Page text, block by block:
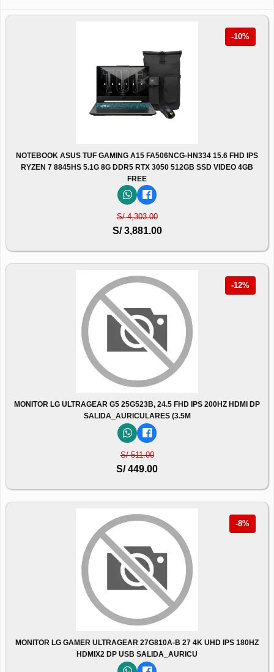
-10%
NOTEBOOK ASUS TUF GAMING A15 FA506NCG-HN334 15.6 FHD IPS
RYZEN 7 8845HS 5.1G 8G DDR5 RTX 3050 512GB SSD VIDEO 4GB
FREE
S/ 4,303.00
S/ 3,881.00
-12%
MONITOR LG ULTRAGEAR G5 25G523B, 24.5 FHD IPS 200HZ HDMI DP
SALIDA_AURICULARES (3.5M
S/ 511.00
S/ 449.00
-8%
MONITOR LG GAMER ULTRAGEAR 27G810A-B 27 4K UHD IPS 180HZ
HDMIX2 DP USB SALIDA_AURICU